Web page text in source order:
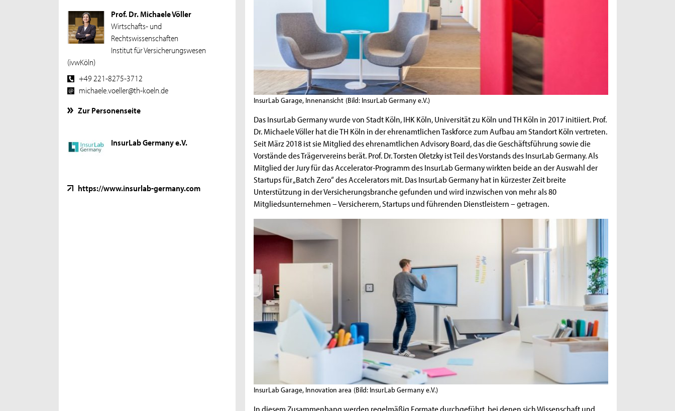
Prof. Dr. Michaele Völler
Wirtschafts- und
Rechtswissenschaften
Institut für Versicherungswesen
(ivwKöln)
+49 221-8275-3712
michaele.voeller@th-koeln.de
Zur Personenseite
InsurLab Germany e.V.
https://www.insurlab-germany.com
InsurLab Garage, Innenansicht (Bild: InsurLab Germany e.V.)
Das InsurLab Germany wurde von Stadt Köln, IHK Köln, Universität zu Köln und TH Köln in 2017 initiiert. Prof.
Dr. Michaele Völler hat die TH Köln in der ehrenamtlichen Taskforce zum Aufbau am Standort Köln vertreten.
Seit März 2018 ist sie Mitglied des ehrenamtlichen Advisory Board, das die Geschäftsführung sowie die
Vorstände des Trägervereins berät. Prof. Dr. Torsten Oletzky ist Teil des Vorstands des InsurLab Germany. Als
Mitglied der Jury für das Accelerator-Programm des InsurLab Germany wirkten beide an der Auswahl der
Startups für „Batch Zero“ des Accelerators mit. Das InsurLab Germany hat in kürzester Zeit breite
Unterstützung in der Versicherungsbranche gefunden und wird inzwischen von mehr als 80
Mitgliedsunternehmen – Versicherern, Startups und führenden Dienstleistern – getragen.
InsurLab Garage, Innovation area (Bild: InsurLab Germany e.V.)
In diesem Zusammenhang werden regelmäßig Formate durchgeführt, bei denen sich Wissenschaft und